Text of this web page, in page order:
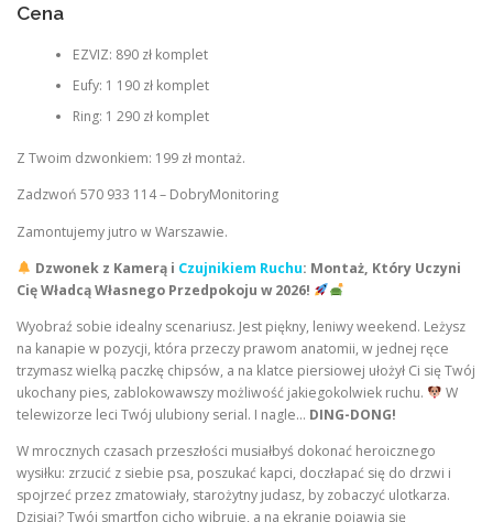
Cena
EZVIZ: 890 zł komplet
Eufy: 1 190 zł komplet
Ring: 1 290 zł komplet
Z Twoim dzwonkiem: 199 zł montaż.
Zadzwoń 570 933 114 – DobryMonitoring
Zamontujemy jutro w Warszawie.
Dzwonek z Kamerą i Czujnikiem Ruchu: Montaż, Który Uczyni
Cię Władcą Własnego Przedpokoju w 2026!
Wyobraź sobie idealny scenariusz. Jest piękny, leniwy weekend. Leżysz
na kanapie w pozycji, która przeczy prawom anatomii, w jednej ręce
trzymasz wielką paczkę chipsów, a na klatce piersiowej ułożył Ci się Twój
ukochany pies, zablokowawszy możliwość jakiegokolwiek ruchu.
W
telewizorze leci Twój ulubiony serial. I nagle… DING-DONG!
W mrocznych czasach przeszłości musiałbyś dokonać heroicznego
wysiłku: zrzucić z siebie psa, poszukać kapci, doczłapać się do drzwi i
spojrzeć przez zmatowiały, starożytny judasz, by zobaczyć ulotkarza.
Dzisiaj? Twój smartfon cicho wibruje, a na ekranie pojawia się